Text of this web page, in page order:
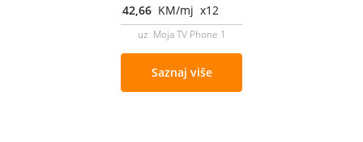
42,66 KM/mj x12
uz Moja TV Phone 1
Saznaj više